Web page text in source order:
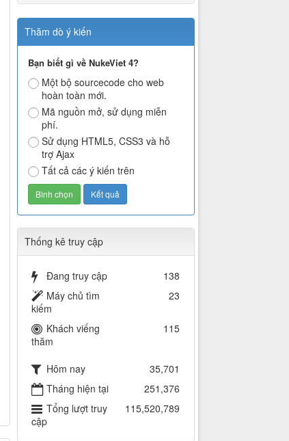
Thăm dò ý kiến
Bạn biết gì về NukeViet 4?
Một bộ sourcecode cho web
hoàn toàn mới.
Mã nguồn mở, sử dụng miễn
phí.
Sử dụng HTML5, CSS3 và hỗ
trợ Ajax
Tất cả các ý kiến trên
Thống kê truy cập
Đang truy cập
138
Máy chủ tìm
kiếm
23
Khách viếng
thăm
115
Hôm nay
35,701
Tháng hiện tại
251,376
Tổng lượt truy
cập
115,520,789